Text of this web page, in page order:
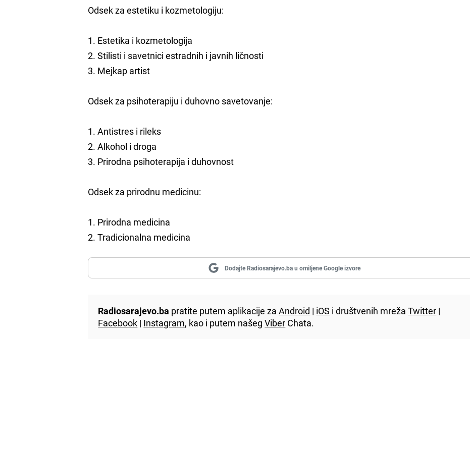
Odsek za estetiku i kozmetologiju:
1. Estetika i kozmetologija
2. Stilisti i savetnici estradnih i javnih ličnosti
3. Mejkap artist
Odsek za psihoterapiju i duhovno savetovanje:
1. Antistres i rileks
2. Alkohol i droga
3. Prirodna psihoterapija i duhovnost
Odsek za prirodnu medicinu:
1. Prirodna medicina
2. Tradicionalna medicina
Dodajte Radiosarajevo.ba u omiljene Google izvore
Radiosarajevo.ba pratite putem aplikacije zaAndroid | iOS i društvenih mrežaTwitter |
Facebook | Instagram, kao i putem našegViber Chata.